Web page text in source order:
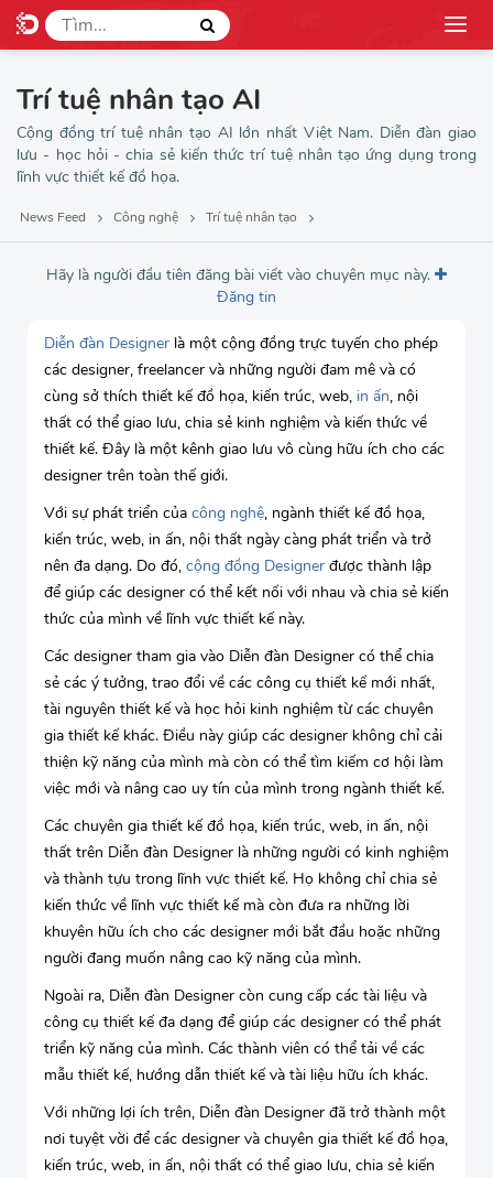
Trí tuệ nhân tạo AI
Cộng đồng trí tuệ nhân tạo AI lớn nhất Việt Nam. Diễn đàn giao
lưu - học hỏi - chia sẻ kiến thức trí tuệ nhân tạo ứng dụng trong
lĩnh vực thiết kế đồ họa.
News Feed Công nghệ Trí tuệ nhân tạo
Hãy là người đầu tiên đăng bài viết vào chuyên mục này.
Đăng tin
Diễn đàn Designer là một cộng đồng trực tuyến cho phép
các designer, freelancer và những người đam mê và có
cùng sở thích thiết kế đồ họa, kiến trúc, web, in ấn, nội
thất có thể giao lưu, chia sẻ kinh nghiệm và kiến thức về
thiết kế. Đây là một kênh giao lưu vô cùng hữu ích cho các
designer trên toàn thế giới.
Với sự phát triển của công nghệ, ngành thiết kế đồ họa,
kiến trúc, web, in ấn, nội thất ngày càng phát triển và trở
nên đa dạng. Do đó, cộng đồng Designer được thành lập
để giúp các designer có thể kết nối với nhau và chia sẻ kiến
thức của mình về lĩnh vực thiết kế này.
Các designer tham gia vào Diễn đàn Designer có thể chia
sẻ các ý tưởng, trao đổi về các công cụ thiết kế mới nhất,
tài nguyên thiết kế và học hỏi kinh nghiệm từ các chuyên
gia thiết kế khác. Điều này giúp các designer không chỉ cải
thiện kỹ năng của mình mà còn có thể tìm kiếm cơ hội làm
việc mới và nâng cao uy tín của mình trong ngành thiết kế.
Các chuyên gia thiết kế đồ họa, kiến trúc, web, in ấn, nội
thất trên Diễn đàn Designer là những người có kinh nghiệm
và thành tựu trong lĩnh vực thiết kế. Họ không chỉ chia sẻ
kiến thức về lĩnh vực thiết kế mà còn đưa ra những lời
khuyên hữu ích cho các designer mới bắt đầu hoặc những
người đang muốn nâng cao kỹ năng của mình.
Ngoài ra, Diễn đàn Designer còn cung cấp các tài liệu và
công cụ thiết kế đa dạng để giúp các designer có thể phát
triển kỹ năng của mình. Các thành viên có thể tải về các
mẫu thiết kế, hướng dẫn thiết kế và tài liệu hữu ích khác.
Với những lợi ích trên, Diễn đàn Designer đã trở thành một
nơi tuyệt vời để các designer và chuyên gia thiết kế đồ họa,
kiến trúc, web, in ấn, nội thất có thể giao lưu, chia sẻ kiến